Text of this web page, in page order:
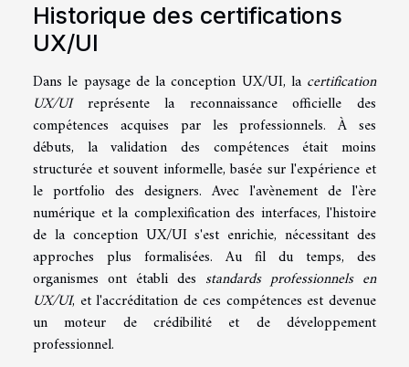
Historique des certifications
UX/UI
Dans le paysage de la conception UX/UI, la certification
UX/UIreprésente la reconnaissance officielle des
compétences acquises par les professionnels. À ses
débuts, la validation des compétences était moins
structurée et souvent informelle, basée sur l'expérience et
le portfolio des designers. Avec l'avènement de l'ère
numérique et la complexification des interfaces, l'histoire
de la conception UX/UI s'est enrichie, nécessitant des
approches plus formalisées. Au fil du temps, des
organismes ont établi des standards professionnels en
UX/UI, et l'accréditation de ces compétences est devenue
un moteur de crédibilité et de développement
professionnel.